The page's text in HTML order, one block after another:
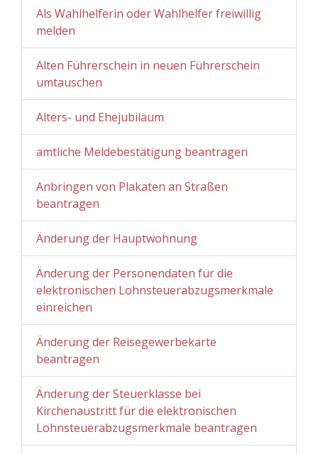
Als Wahlhelferin oder Wahlhelfer freiwillig
melden
Alten Führerschein in neuen Führerschein
umtauschen
Alters- und Ehejubiläum
amtliche Meldebestätigung beantragen
Anbringen von Plakaten an Straßen
beantragen
Änderung der Hauptwohnung
Änderung der Personendaten für die
elektronischen Lohnsteuerabzugsmerkmale
einreichen
Änderung der Reisegewerbekarte
beantragen
Änderung der Steuerklasse bei
Kirchenaustritt für die elektronischen
Lohnsteuerabzugsmerkmale beantragen